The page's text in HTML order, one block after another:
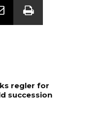
regler for
succession